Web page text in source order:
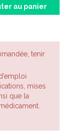
au panier
tenir
mises
que la